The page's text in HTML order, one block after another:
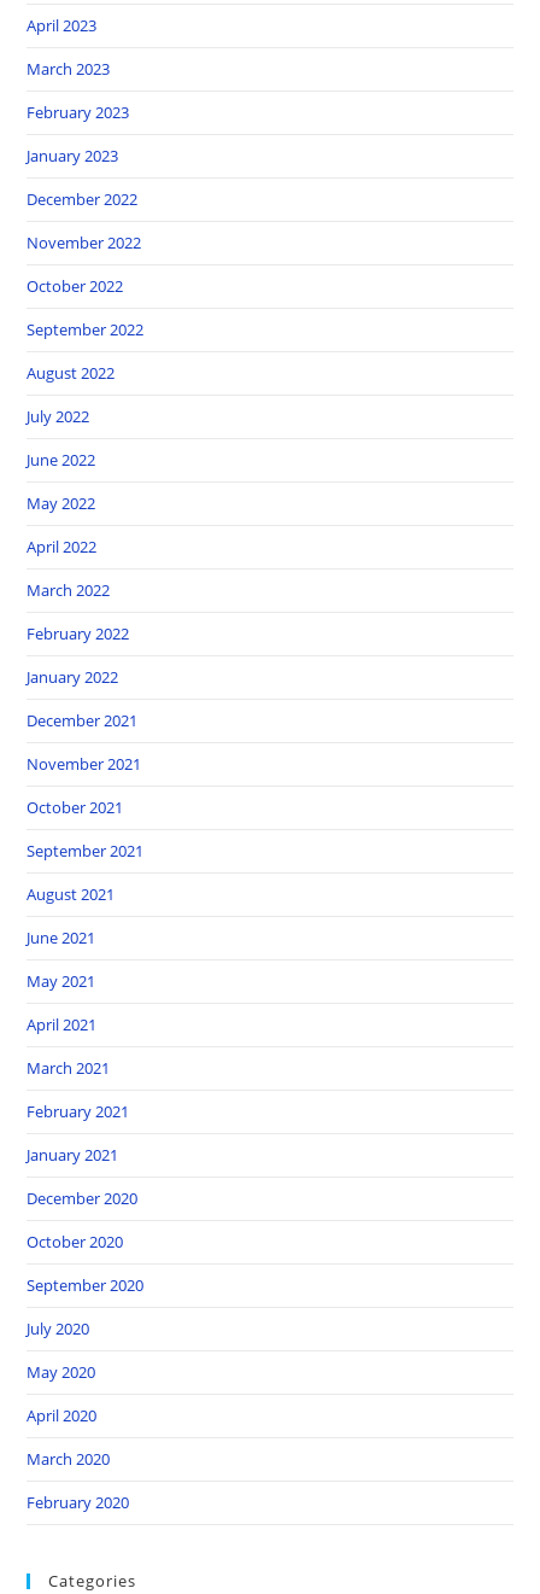
April 2023
March 2023
February 2023
January 2023
December 2022
November 2022
October 2022
September 2022
August 2022
July 2022
June 2022
May 2022
April 2022
March 2022
February 2022
January 2022
December 2021
November 2021
October 2021
September 2021
August 2021
June 2021
May 2021
April 2021
March 2021
February 2021
January 2021
December 2020
October 2020
September 2020
July 2020
May 2020
April 2020
March 2020
February 2020
Categories